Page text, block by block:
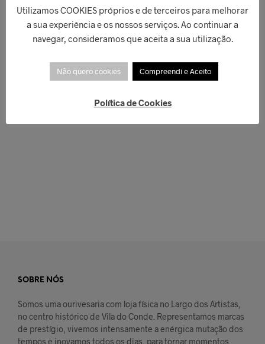
SOBRE NÓS
Somos uma ourivesaria com loja física no Largo dos Artistas,
no centro histórico de Vila do Conde. Representamos marcas
de prestígio, vivemos intensamente a enérgica mutação dos
tempos e inovamos todos os dias, para tornar momentos
Utilizamos COOKIES próprios e de terceiros para melhorar
a sua experiência e os nossos serviços. Ao continuar a
navegar, consideramos que aceita a sua utilização.
Não quero cookies Compreendi e Aceito
Política de Cookies